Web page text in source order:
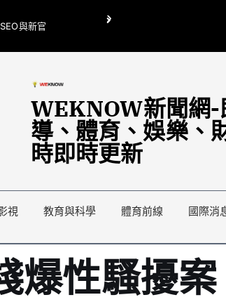
與新官
翁曉玲喊刪陸委會1295萬媒宣費惹議
WEKNOW新聞網-
導、體育、娛樂、
時即時更新
視 教育與科學 體育前線 國際消
爆性騷擾